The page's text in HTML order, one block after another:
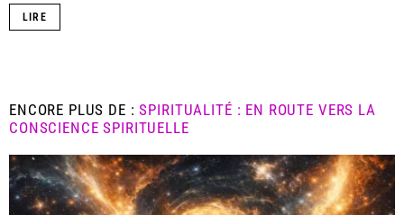
LIRE
ENCORE PLUS DE :SPIRITUALITÉ : EN ROUTE VERS LA
CONSCIENCE SPIRITUELLE